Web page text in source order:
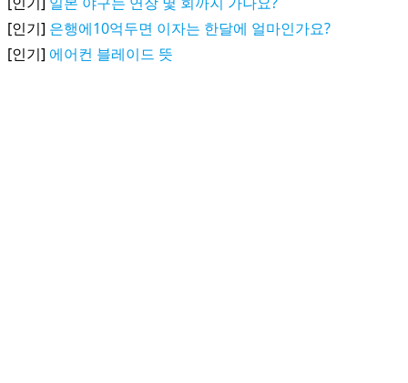
[인기] 은행에10억두면 이자는 한달에 얼마인가요?
[인기] 에어컨 블레이드 뜻